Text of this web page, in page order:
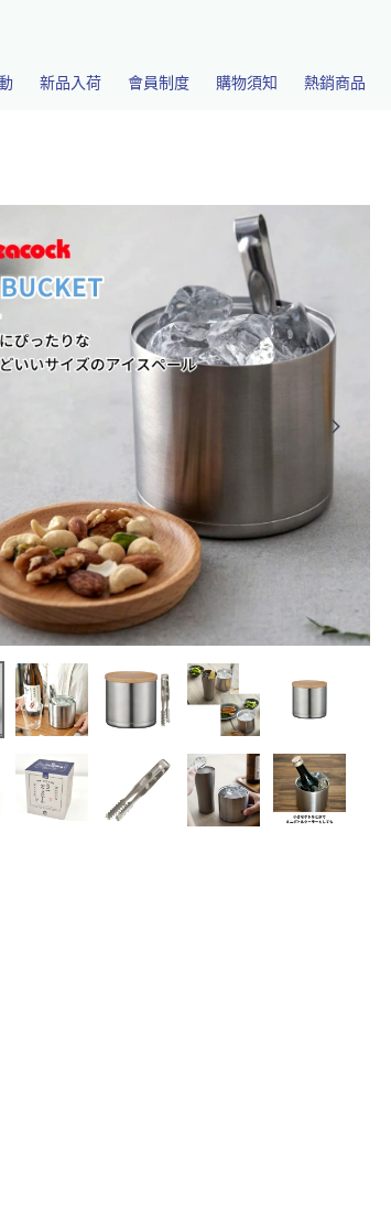
新品入荷 會員制度 購物須知 熱銷商品